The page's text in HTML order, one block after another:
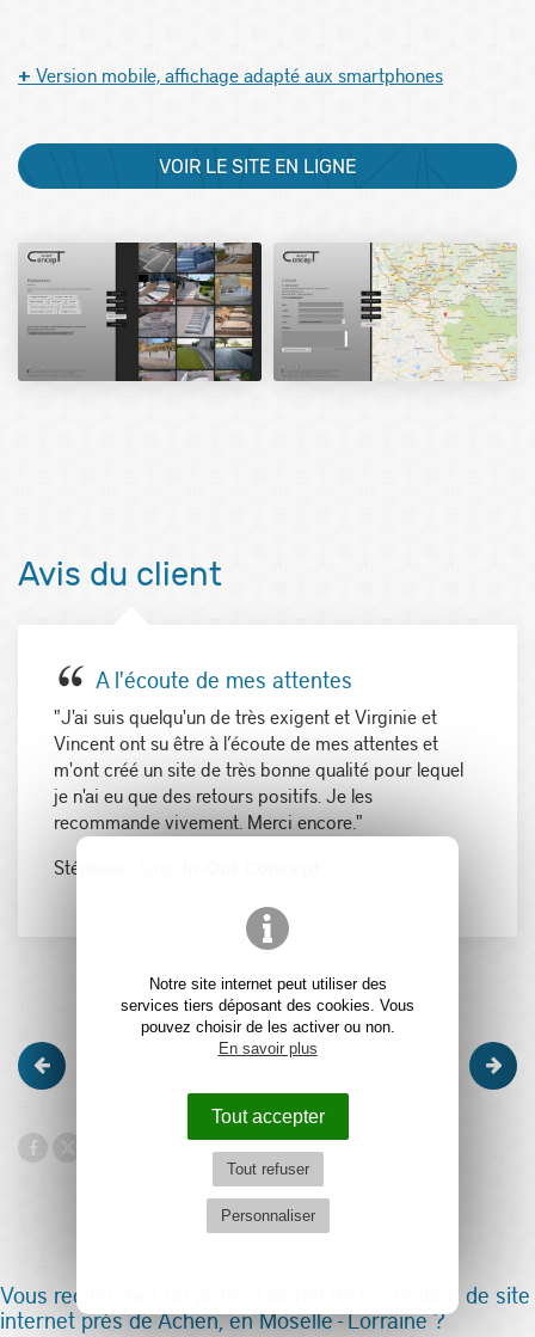
Notre site internet peut utiliser des
services tiers déposant des cookies. Vous
pouvez choisir de les activer ou non.
En savoir plus
Tout accepter
Tout refuser
Personnaliser
+ Version mobile, affichage adapté aux smartphones
VOIR LE SITE EN LIGNE
Avis du client
A l'écoute de mes attentes
"J'ai suis quelqu'un de très exigent et Virginie et
Vincent ont su être à l’écoute de mes attentes et
m'ont créé un site de très bonne qualité pour lequel
je n'ai eu que des retours positifs. Je les
recommande vivement. Merci encore."
Stéphane Jung,
Vous recherchez un professionnel de la création de site
internet près de Achen, en Moselle - Lorraine ?